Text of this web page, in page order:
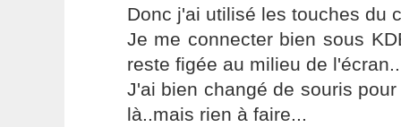
Donc j'ai utilisé les touches du
Je me connecter bien sous
reste figée au milieu de l'écran..
J'ai bien changé de souris
là..mais rien à faire...